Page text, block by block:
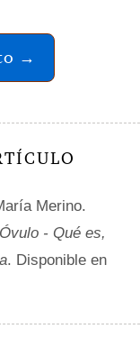
→
Merino.
Óvulo - Qué es,
. Disponible en